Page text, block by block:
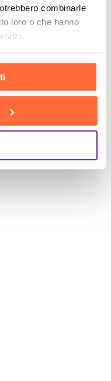
combinarle
loro o che hanno